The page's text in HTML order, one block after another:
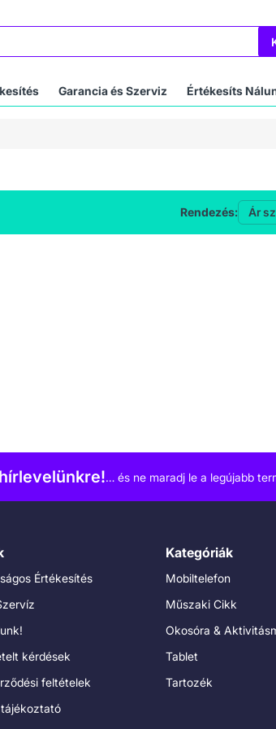
Garancia és Szerviz Értékesíts
Rendezés:
… és ne maradj le a legújabb
Értékesítés
kérdések
feltételek
Kategóriák
Mobiltelefon
Műszaki Cikk
Okosóra &
Tablet
Tartozék